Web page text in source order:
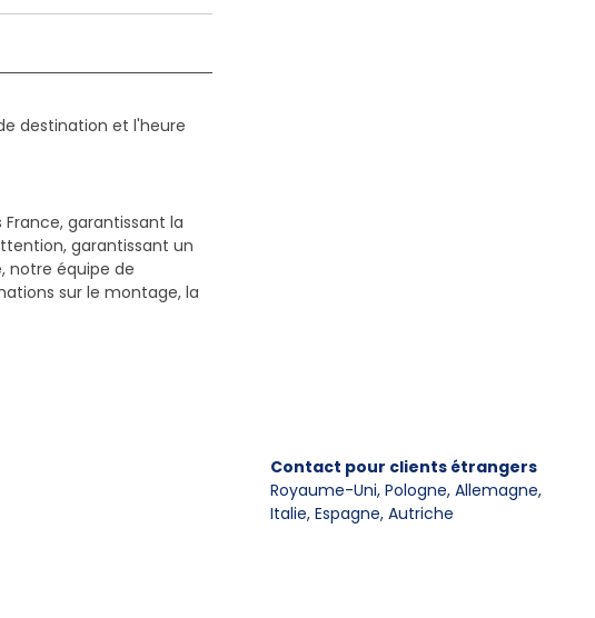
destination et l'heure
garantissant la
garantissant un
notre équipe de
sur le montage, la
Contact pour clients étrangers
Royaume-Uni, Pologne, Allemagne,
Italie, Espagne, Autriche